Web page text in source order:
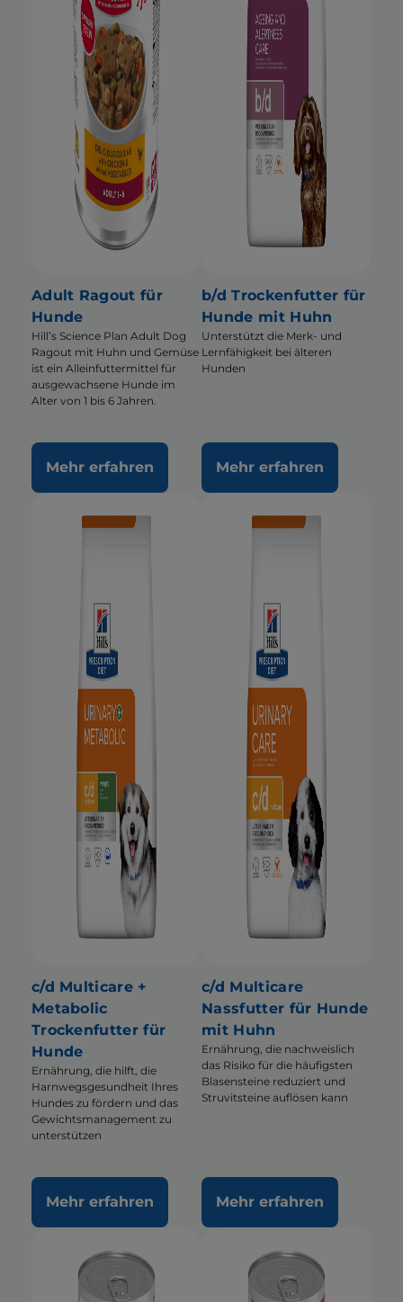
Adult Ragout für
Hunde
Hill’s Science Plan Adult Dog
Ragout mit Huhn und Gemüse
ist ein Alleinfuttermittel für
ausgewachsene Hunde im
Alter von 1 bis 6 Jahren.
Mehr erfahren
b/d Trockenfutter für
Hunde mit Huhn
Unterstützt die Merk- und
Lernfähigkeit bei älteren
Hunden
Mehr erfahren
c/d Multicare +
Metabolic
Trockenfutter für
Hunde
Ernährung, die hilft, die
Harnwegsgesundheit Ihres
Hundes zu fördern und das
Gewichtsmanagement zu
unterstützen
Mehr erfahren
c/d Multicare
Nassfutter für Hunde
mit Huhn
Ernährung, die nachweislich
das Risiko für die häufigsten
Blasensteine reduziert und
Struvitsteine auflösen kann
Mehr erfahren